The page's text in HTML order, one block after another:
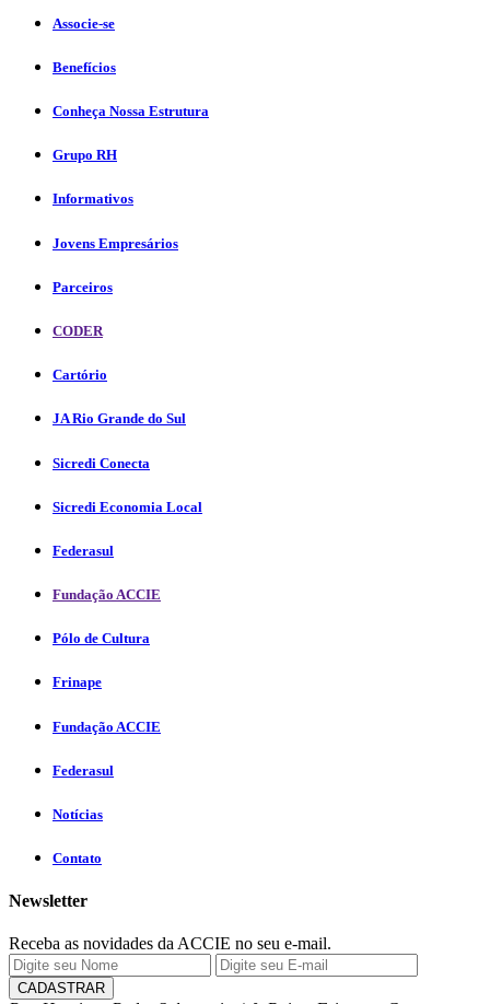
Associe-se
Benefícios
Conheça Nossa Estrutura
Grupo RH
Informativos
Jovens Empresários
Parceiros
CODER
Cartório
JA Rio Grande do Sul
Sicredi Conecta
Sicredi Economia Local
Federasul
Fundação ACCIE
Pólo de Cultura
Frinape
Fundação ACCIE
Federasul
Notícias
Contato
Newsletter
Receba as novidades da ACCIE no seu e-mail.